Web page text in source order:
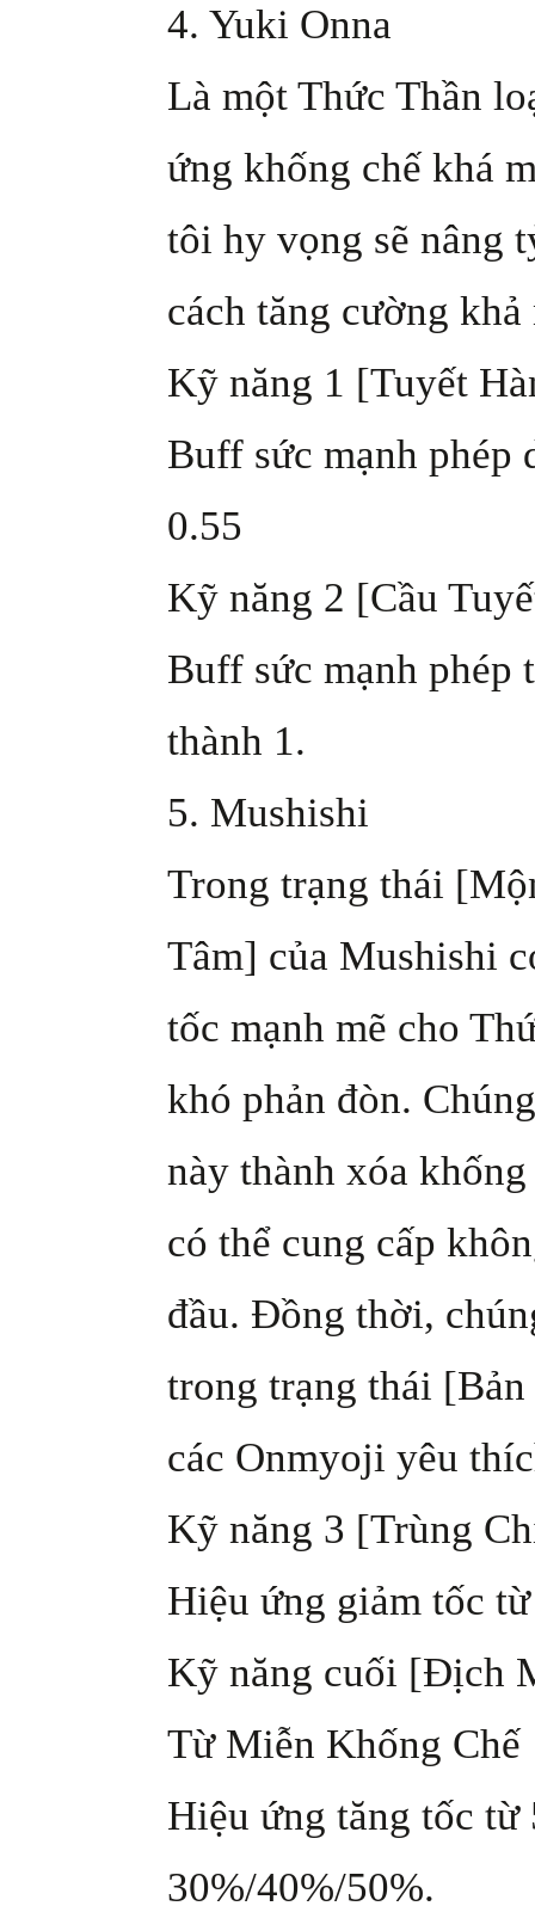
4. Yuki Onna
Là một Thức Thần
ứng khống chế khá
tôi hy vọng sẽ nâng
cách tăng cường
Kỹ năng 1 [Tuyết
Buff sức mạnh phép
0.55
Kỹ năng 2 [Cầu
Buff sức mạnh phép
thành 1.
5. Mushishi
Trong trạng thái
Tâm] của Mushishi
tốc mạnh mẽ cho
khó phản đòn.
này thành xóa
có thể cung cấp
đầu. Đồng thời,
trong trạng thái
các Onmyoji yêu
Kỹ năng 3 [Trùng
Hiệu ứng giảm tốc
Kỹ năng cuối [Địch
Từ Miễn Khống Chế
Hiệu ứng tăng tốc
30%/40%/50%.